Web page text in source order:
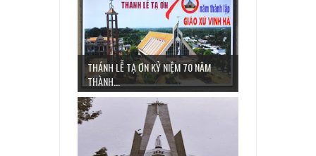
THÁNH LỄ TẠ ƠN KỶ NIỆM 70 NĂM
THÀNH...